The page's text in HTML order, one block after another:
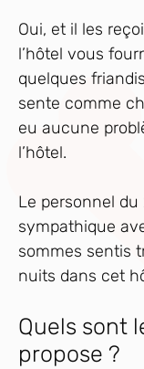
Oui, et il les
l’hôtel vous
quelques
sente comme
eu aucune
l’hôtel.
Le personnel du
sympathique
sommes sentis
nuits dans cet
Quels sont
propose ?